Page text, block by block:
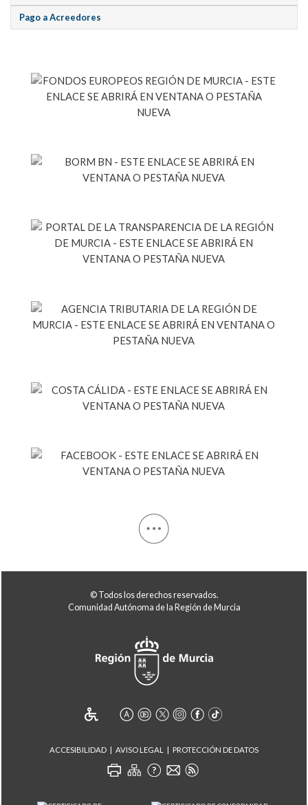
Pago a Acreedores
© Todos los derechos reservados.
Comunidad Autónoma de la Región de Murcia
ACCESIBILIDAD AVISO LEGAL PROTECCIÓN DE DATOS